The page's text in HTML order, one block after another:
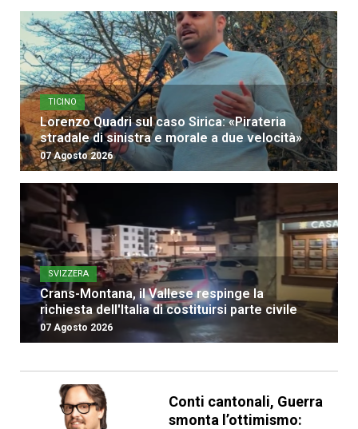
TICINO
Lorenzo Quadri sul caso Sirica: «Pirateria
stradale di sinistra e morale a due velocità»
07 Agosto 2026
SVIZZERA
Crans-Montana, il Vallese respinge la
richiesta dell'Italia di costituirsi parte civile
07 Agosto 2026
Conti cantonali, Guerra
smonta l’ottimismo: